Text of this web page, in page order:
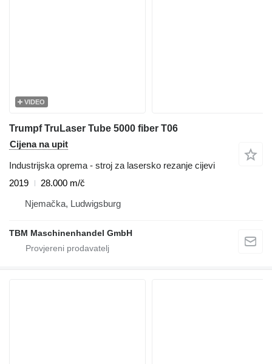
VIDEO
Trumpf TruLaser Tube 5000 fiber T06
Cijena na upit
Industrijska oprema - stroj za lasersko rezanje cijevi
2019
28.000 m/č
Njemačka, Ludwigsburg
TBM Maschinenhandel GmbH